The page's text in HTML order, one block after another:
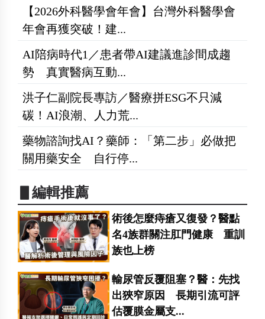
【2026外科醫學會年會】台灣外科醫學會
年會再獲突破！建...
AI陪病時代1／患者帶AI建議進診間成趨
勢 真實醫病互動...
洪子仁副院長專訪／醫療拼ESG不只減
碳！AI浪潮、人力荒...
藥物諮詢找AI？藥師：「第二步」必做把
關用藥安全 自行停...
▋編輯推薦
術後怎麼痔瘡又復發？醫點
名4族群關注肛門健康 重訓
族也上榜
輸尿管反覆阻塞？醫：先找
出狹窄原因 長期引流可評
估覆膜金屬支...